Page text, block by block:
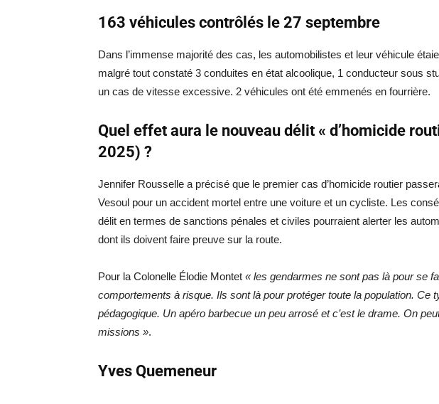
163 véhicules contrôlés le 27 septembre
Dans l’immense majorité des cas, les automobilistes et leur véhicule
malgré tout constaté 3 conduites en état alcoolique, 1 conducteur sous
un cas de vitesse excessive. 2 véhicules ont été emmenés en fourrière.
Quel effet aura le nouveau délit « d’homicide
2025) ?
Jennifer Rousselle a précisé que le premier cas d’homicide routier
Vesoul pour un accident mortel entre une voiture et un cycliste. Les
délit en termes de sanctions pénales et civiles pourraient alerter les
dont ils doivent faire preuve sur la route.
Pour la Colonelle Élodie Montet « les gendarmes ne sont pas là pour se
comportements à risque. Ils sont là pour protéger toute la population. Ce
pédagogique. Un apéro barbecue un peu arrosé et c’est le drame. On peut
missions ».
Yves Quemeneur